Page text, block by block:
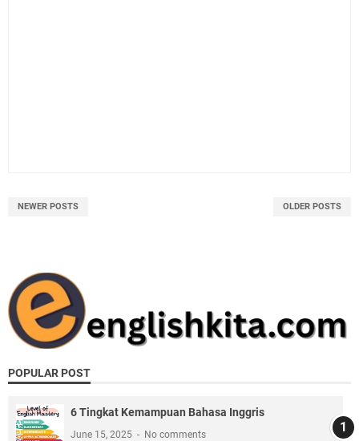
NEWER POSTS OLDER POSTS
POPULAR POST
6 Tingkat Kemampuan Bahasa Inggris
June 15, 2025 No comments